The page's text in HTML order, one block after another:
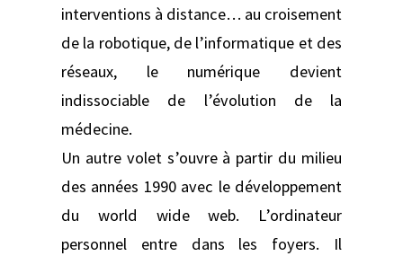
interventions à distance… au croisement
de la robotique, de l’informatique et des
réseaux, le numérique devient
indissociable de l’évolution de la
médecine.
Un autre volet s’ouvre à partir du milieu
des années 1990 avec le développement
du world wide web. L’ordinateur
personnel entre dans les foyers. Il